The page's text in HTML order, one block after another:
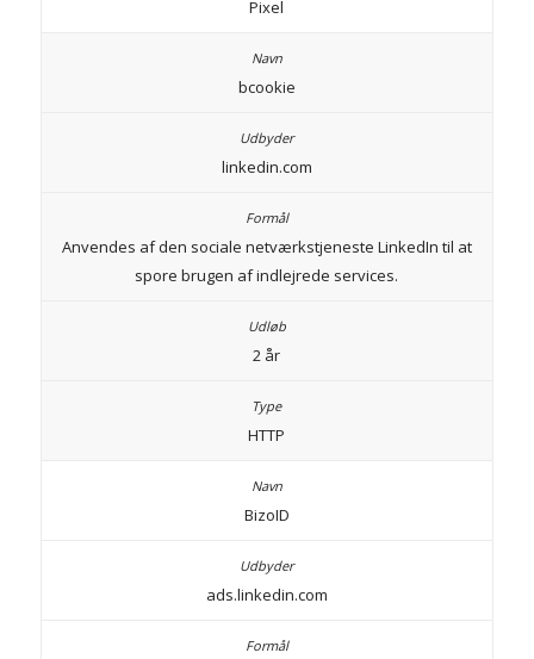
Pixel
bcookie
linkedin.com
Anvendes af den sociale netværkstjeneste LinkedIn til at
spore brugen af indlejrede services.
2 år
HTTP
BizoID
ads.linkedin.com